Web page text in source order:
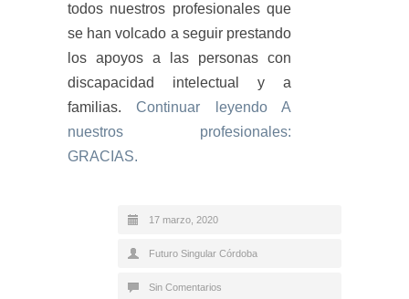
todos nuestros profesionales que
se han volcado a seguir prestando
los apoyos a las personas con
discapacidad intelectual y a
familias.Continuar leyendoA
nuestros profesionales:
GRACIAS.
17 marzo, 2020
Futuro Singular Córdoba
Sin Comentarios